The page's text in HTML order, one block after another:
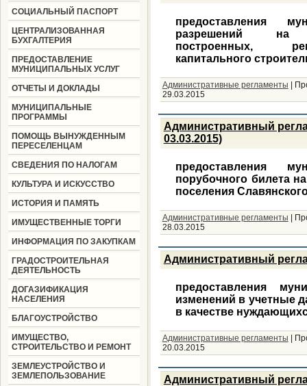
СОЦИАЛЬНЫЙ ПАСПОРТ
ЦЕНТРАЛИЗОВАННАЯ
БУХГАЛТЕРИЯ
ПРЕДОСТАВЛЕНИЕ
МУНИЦИПАЛЬНЫХ УСЛУГ
ОТЧЕТЫ И ДОКЛАДЫ
МУНИЦИПАЛЬНЫЕ
ПРОГРАММЫ
ПОМОЩЬ ВЫНУЖДЕННЫМ
ПЕРЕСЕЛЕНЦАМ
СВЕДЕНИЯ ПО НАЛОГАМ
КУЛЬТУРА И ИСКУССТВО
ИСТОРИЯ И ПАМЯТЬ
ИМУЩЕСТВЕННЫЕ ТОРГИ
ИНФОРМАЦИЯ ПО ЗАКУПКАМ
ГРАДОСТРОИТЕЛЬНАЯ
ДЕЯТЕЛЬНОСТЬ
ДОГАЗИФИКАЦИЯ
НАСЕЛЕНИЯ
БЛАГОУСТРОЙСТВО
ИМУЩЕСТВО,
СТРОИТЕЛЬСТВО И РЕМОНТ
ЗЕМЛЕУСТРОЙСТВО И
ЗЕМЛЕПОЛЬЗОВАНИЕ
предоставления
разрешений
построенных,
капитального
Административные регламенты
29.03.2015
Административный
03.03.2015)
предоставления
порубочного билета
поселения
Административные регламенты
28.03.2015
Административный
предоставления
изменений в учетные
в качестве
Административные регламенты
20.03.2015
Административный